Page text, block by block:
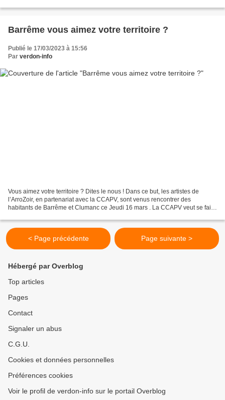
Barrême vous aimez votre territoire ?
Publié le 17/03/2023 à 15:56
Par verdon-info
Vous aimez votre territoire ? Dites le nous ! Dans ce but, les artistes de
l’ArroZoir, en partenariat avec la CCAPV, sont venus rencontrer des
habitants de Barrême et Clumanc ce Jeudi 16 mars . La CCAPV veut se faire
< Page précédente Page suivante >
Hébergé par Overblog
Top articles
Pages
Contact
Signaler un abus
C.G.U.
Cookies et données personnelles
Préférences cookies
Voir le profil de verdon-info sur le portail Overblog